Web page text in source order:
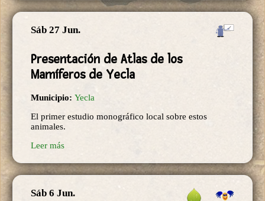
Sáb 27 Jun.
Presentación de Atlas de los
Mamíferos de Yecla
Municipio: Yecla
El primer estudio monográfico local sobre estos
animales.
Leer más
Sáb 6 Jun.